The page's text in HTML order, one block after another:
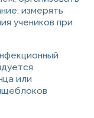
измерять
учеников при
или